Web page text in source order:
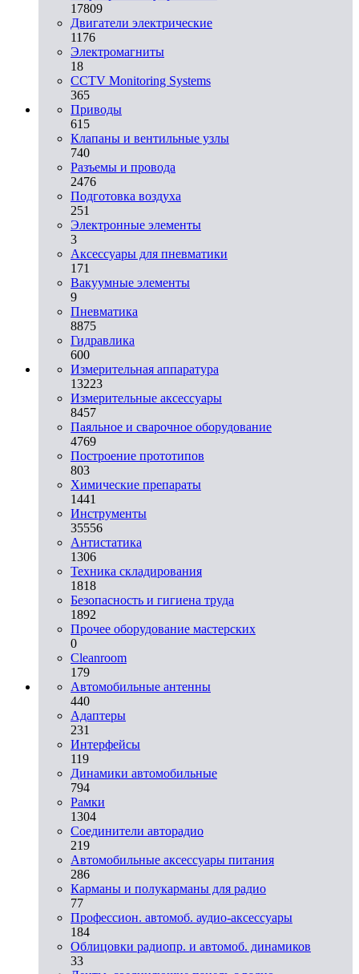
17809
Двигатели электрические
1176
Электромагниты
18
CCTV Monitoring Systems
365
Приводы
615
Клапаны и вентильные узлы
740
Разъемы и провода
2476
Подготовка воздуха
251
Электронные элементы
3
Аксессуары для пневматики
171
Вакуумные элементы
9
Пневматика
8875
Гидравлика
600
Измерительная аппаратура
13223
Измерительные аксессуары
8457
Паяльное и сварочное оборудование
4769
Построение прототипов
803
Химические препараты
1441
Инструменты
35556
Aнтистатика
1306
Техника складирования
1818
Безопасность и гигиена труда
1892
Прочее оборудование мастерских
0
Cleanroom
179
Автомобильные антенны
440
Адаптеры
231
Интерфейсы
119
Динамики автомобильные
794
Рамки
1304
Соединители авторадио
219
Автомобильные аксессуары питания
286
Карманы и полукарманы для радио
77
Профессион. автомоб. аудио-аксессуары
184
Облицовки радиопр. и автомоб. динамиков
33